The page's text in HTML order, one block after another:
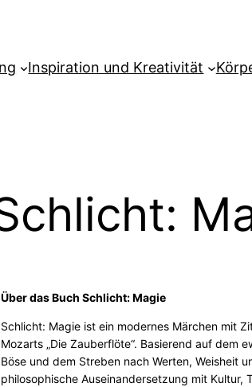
Inspiration und Kreativität
Über das Buch Schlicht: Magie
Schlicht: Magie ist ein modernes Märchen mit
Mozarts „Die Zauberflöte“. Basierend auf dem
Böse und dem Streben nach Werten, Weisheit
philosophische Auseinandersetzung mit Kultur,